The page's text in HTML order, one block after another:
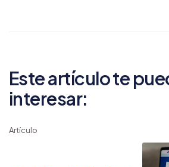
Este artículo te
interesar:
Artículo